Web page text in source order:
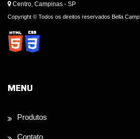
Centro, Campinas - SP
Copyright © Todos os direitos reservados Bella Camp
MENU
Produtos
Contato